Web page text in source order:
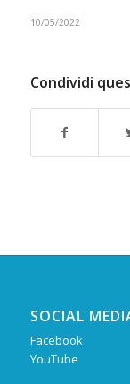
10/05/2022
Condividi
SOCIAL
Facebook
YouTube